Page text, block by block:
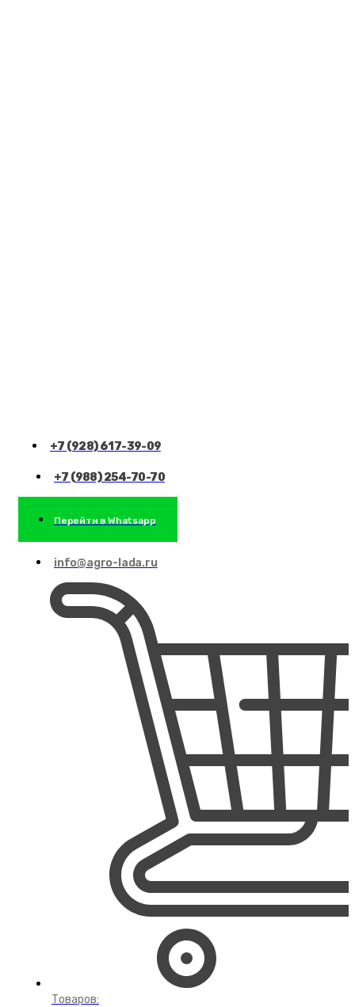
+7 (928) 617-39-09
+7 (988) 254-70-70
Перейти в Whatsapp
info@agro-lada.ru
Товаров: